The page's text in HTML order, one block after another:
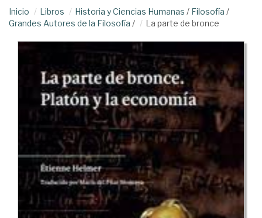
Inicio Libros Historia y Ciencias Humanas / Filosofía /
Grandes Autores de la Filosofía / La parte de bronce